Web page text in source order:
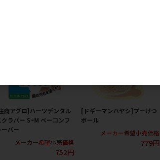
商アグロ]ハーツデンタル
クラバー S~M ベーコンフ
ーバー
メーカー希望小売価格
752円
[ドギーマンハヤシ]プーけつ
ボール
メーカー希望小売価格
779円